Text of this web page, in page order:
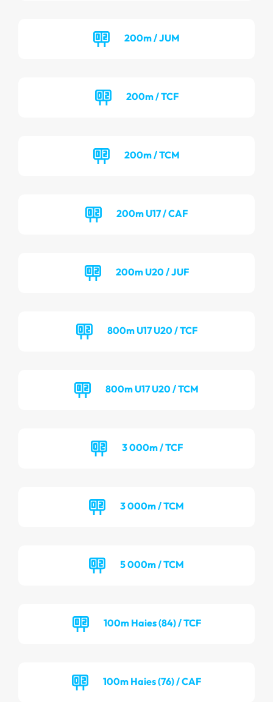
200m / JUM
200m / TCF
200m / TCM
200m U17 / CAF
200m U20 / JUF
800m U17 U20 / TCF
800m U17 U20 / TCM
3 000m / TCF
3 000m / TCM
5 000m / TCM
100m Haies (84) / TCF
100m Haies (76) / CAF